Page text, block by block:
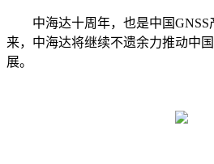
中海达十周年，也是中国
来，中海达将继续不遗余力推动中
展。